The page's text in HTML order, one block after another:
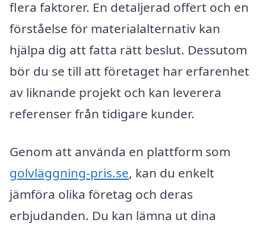
flera faktorer. En detaljerad offert och en
förståelse för materialalternativ kan
hjälpa dig att fatta rätt beslut. Dessutom
bör du se till att företaget har erfarenhet
av liknande projekt och kan leverera
referenser från tidigare kunder.
Genom att använda en plattform som
golvläggning-pris.se, kan du enkelt
jämföra olika företag och deras
erbjudanden. Du kan lämna ut dina